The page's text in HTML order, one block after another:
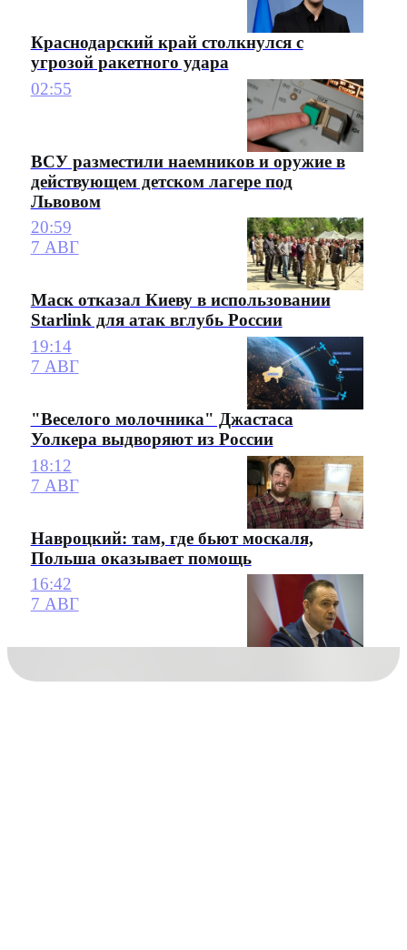
Краснодарский край столкнулся с
угрозой ракетного удара
02:55
ВСУ разместили наемников и оружие в
действующем детском лагере под
Львовом
20:59
7 АВГ
Маск отказал Киеву в использовании
Starlink для атак вглубь России
19:14
7 АВГ
"Веселого молочника" Джастаса
Уолкера выдворяют из России
18:12
7 АВГ
Навроцкий: там, где бьют москаля,
Польша оказывает помощь
16:42
7 АВГ